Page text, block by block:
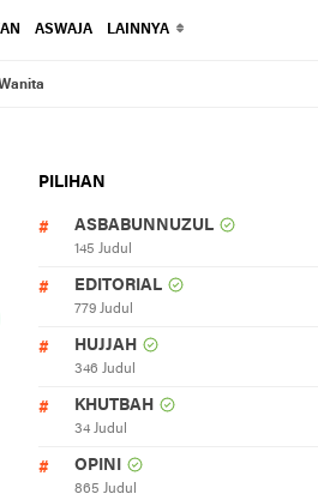
ASWAJA LAINNYA
PILIHAN
ASBABUNNUZUL
145 Judul
EDITORIAL
779 Judul
HUJJAH
346 Judul
KHUTBAH
34 Judul
OPINI
865 Judul